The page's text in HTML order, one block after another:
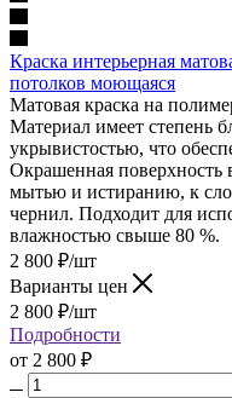
Краска интерьерная
потолков моющаяся
Матовая краска на
Материал имеет степень
укрывистостью, что
Окрашенная поверхность
мытью и истиранию, к
чернил. Подходит для
влажностью свыше 80 %.
2 800 ₽/шт
Варианты цен
2 800 ₽/шт
Подробности
от 2 800 ₽